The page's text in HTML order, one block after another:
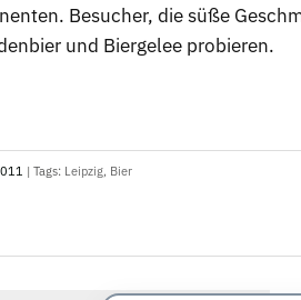
Besucher, die süße
und Biergelee probieren.
| Tags: Leipzig, Bier